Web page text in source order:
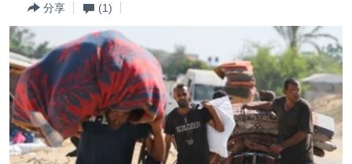
到
导
航
转
到
检
最新国际新闻
印太
中东
欧洲
非洲
美洲
分类新闻
经济·金融·贸易
人权·法律·宗教
科教·文娱·体健
军事
劳工
美中关系
热点专题
白宫要闻
国会报道
美中关系
VOA视频
VOA今日焦点
中文广播
分享 (1)